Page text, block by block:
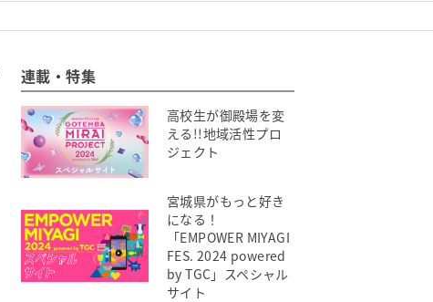
連載・特集
高校生が御殿場を変
える!!地域活性プロ
ジェクト
宮城県がもっと好き
になる！
「EMPOWER MIYAGI
FES. 2024 powered
by TGC」スペシャル
サイト